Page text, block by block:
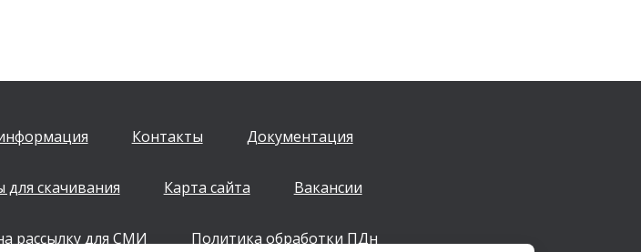
Контакты Документация
скачивания Карта сайта Вакансии
рассылку для СМИ Политика обработки ПДн